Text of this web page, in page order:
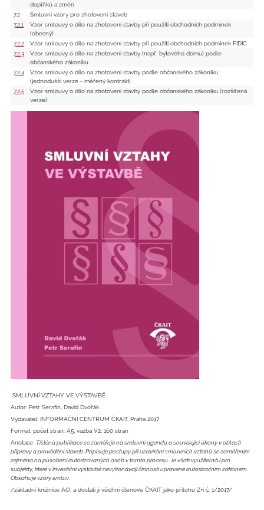
doplňků a změn
7.2
Smluvní vzory pro zhotovení staveb
7.2.1
Vzor smlouvy o dílo na zhotovení stavby při použití obchodních podmínek
(obecný)
7.2.2
Vzor smlouvy o dílo na zhotovení stavby při použití obchodních podmínek FIDIC
7.2.3
Vzor smlouvy o dílo na zhotovení stavby (např. bytového domu) podle
občanského zákoníku
7.2.4
Vzor smlouvy o dílo na zhotovení stavby podle občanského zákoníku
(jednodušší verze - měřený kontrakt)
7.2.5
Vzor smlouvy o dílo na zhotovení stavby podle občanského zákoníku (rozšířená
verze)
SMLUVNÍ VZTAHY VE VÝSTAVBĚ
Autor: Petr Serafín, David Dvořák
Vydavatel: INFORMAČNÍ CENTRUM ČKAIT, Praha 2017
Formát, počet stran: A5, vazba V2, 160 stran
Anotace: Tištěná publikace se zaměřuje na smluvní agendu a související úkony v oblasti
přípravy a provádění staveb. Popisuje postupy při uzavírání smluvních vztahů se zaměřením
zejména na působení autorizovaných osob v tomto procesu. Je však využitelná i pro
subjekty, které v investiční výstavbě nevykonávají činnosti upravené autorizačním zákonem.
Obsahuje vzory smluv.
/základní knižnice AO, a dostali ji všichni členové ČKAIT jako přílohu Z+i č. 1/2017/